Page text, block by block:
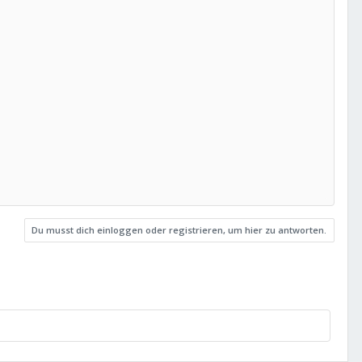
Du musst dich einloggen oder registrieren, um hier zu antworten.